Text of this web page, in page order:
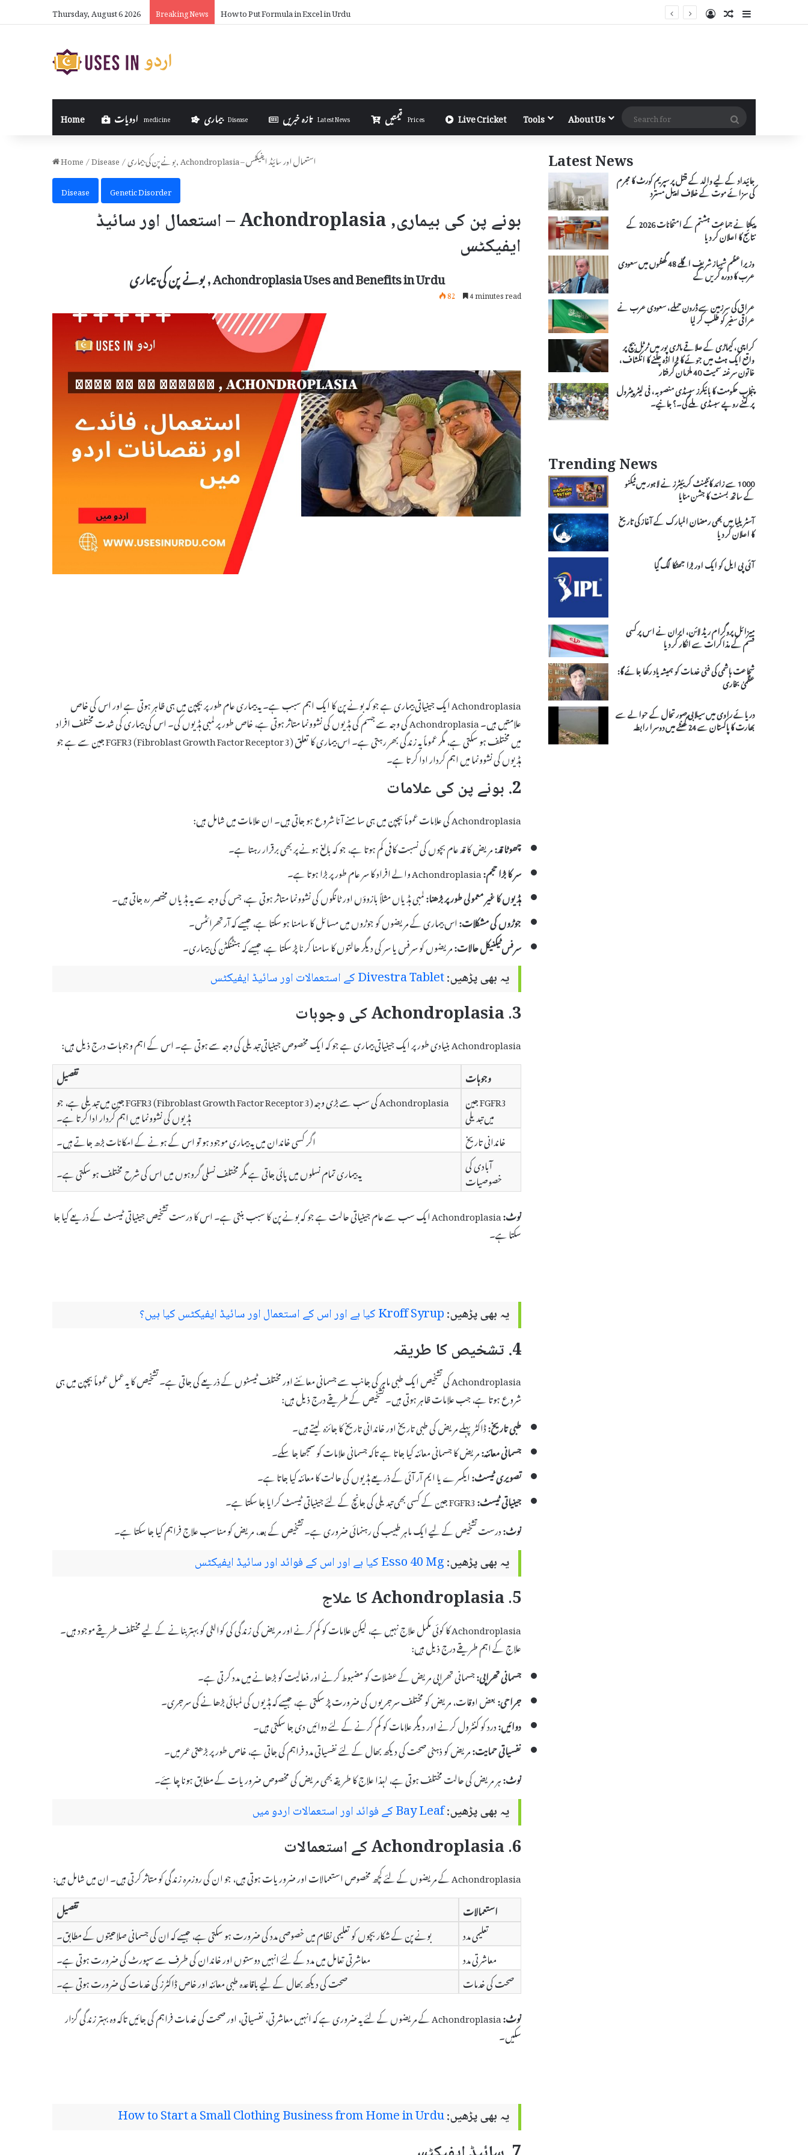
Thursday, August 6 2026 Breaking News How to Put Formula in Excel in Urdu Log InRandom Article
Sidebar
Home medicine بیماری Disease تازہ خبریں Latest News Prices Live Cricket Tools About Us
Search
for
Home/Disease/
بونے پن کی بیماری, Achondroplasia – استعمال اور سائیڈ ایفیکٹس
Disease
Genetic Disorder
بونے پن کی بیماری, Achondroplasia – استعمال اور سائیڈ
ایفیکٹس
بونے پن کی بیماری , Achondroplasia Uses and Benefits in Urdu
82 4 minutes read
Achondroplasia ایک جینیاتی بیماری ہے جو کہ بونے پن کا ایک اہم سبب ہے۔ یہ بیماری عام طور پر بچپن میں ہی ظاہر ہوتی ہے اور اس کی خاص
علامتیں ہیں۔ Achondroplasia کی وجہ سے جسم کی ہڈیوں کی نشوونما متاثر ہوتی ہے، خاص طور پر لمبی ہڈیوں کی۔ اس کی بیماری کی شدت مختلف افراد
میں مختلف ہو سکتی ہے، مگر عموماً یہ زندگی بھر رہتی ہے۔ اس بیماری کا تعلق FGFR3 (Fibroblast Growth Factor Receptor 3) جین سے ہے جو
ہڈیوں کی نشوونما میں اہم کردار ادا کرتا ہے۔
2. بونے پن کی علامات
Achondroplasia کی علامات عموماً بچپن میں ہی سامنے آنا شروع ہو جاتی ہیں۔ ان علامات میں شامل ہیں:
چھوٹا قد:مریض کا قد عام بچوں کی نسبت کافی کم ہوتا ہے، جو کہ بالغ ہونے پر بھی برقرار رہتا ہے۔
سر کا بڑا حجم:
ہڈیوں کا غیر معمولی طور پر بڑھنا:لمبی ہڈیاں مثلاً بازوؤں اور ٹانگوں کی نشوونما متاثر ہوتی ہے، جس کی وجہ سے یہ ہڈیاں مختصر رہ جاتی ہیں۔
جوڑوں کی مشکلات:اس بیماری کے مریضوں کو جوڑوں میں مسائل کا سامنا ہو سکتا ہے، جیسے کہ آرتھرائٹس۔
سرفس ٹیکنیکل حالات:مریضوں کو سرفس یا سر کی دیگر حالتوں کا سامنا کرنا پڑ سکتا ہے، جیسے کہ ہنٹنگٹن کی بیماری۔
یہ بھی پڑھیں:Divestra Tablet کے استعمالات اور سائیڈ ایفیکٹس
3. Achondroplasia کی وجوہات
Achondroplasia بنیادی طور پر ایک جینیاتی بیماری ہے جو کہ ایک مخصوص جینیاتی تبدیلی کی وجہ سے ہوتی ہے۔ اس کے اہم وجوہات درج ذیل ہیں:
وجوہات
تفصیل
FGFR3 جین
میں تبدیلی
Achondroplasia کی سب سے بڑی وجہ FGFR3 (Fibroblast Growth Factor Receptor 3) جین میں تبدیلی ہے، جو
ہڈیوں کی نشوونما میں اہم کردار ادا کرتا ہے۔
خاندانی تاریخ
اگر کسی خاندان میں یہ بیماری موجود ہو تو اس کے ہونے کے امکانات بڑھ جاتے ہیں۔
آبادی کی
خصوصیات
یہ بیماری تمام نسلوں میں پائی جاتی ہے مگر مختلف نسلی گروہوں میں اس کی شرح مختلف ہو سکتی ہے۔
نوٹ:
Achondroplasia ایک سب سے عام جینیاتی حالت ہے جو کہ بونے پن کا سبب بنتی ہے۔ اس کا درست تشخیص جینیاتی ٹیسٹ کے ذریعے کیا جا
سکتا ہے۔
یہ بھی پڑھیں:Kroff Syrup کیا ہے اور اس کے استعمال اور سائیڈ ایفیکٹس کیا ہیں؟
4. تشخیص کا طریقہ
Achondroplasia کی تشخیص ایک طبی ماہر کی جانب سے جسمانی معائنے اور مختلف ٹیسٹوں کے ذریعے کی جاتی ہے۔ تشخیص کا یہ عمل عموماً بچپن میں ہی
شروع ہوتا ہے، جب علامات ظاہر ہوتی ہیں۔ تشخیص کے طریقے درج ذیل ہیں:
طبی تاریخ:ڈاکٹر پہلے مریض کی طبی تاریخ اور خاندانی تاریخ کا جائزہ لیتے ہیں۔
جسمانی معائنہ:مریض کا جسمانی معائنہ کیا جاتا ہے تاکہ جسمانی علامات کو سمجھا جا سکے۔
تصویری ٹیسٹ:ایکسرے یا ایم آر آئی کے ذریعے ہڈیوں کی حالت کا معائنہ کیا جاتا ہے۔
جینیاتی ٹیسٹ:
نوٹ:درست تشخیص کے لیے ایک ماہر طبیب کی رہنمائی ضروری ہے۔ تشخیص کے بعد، مریض کو مناسب علاج فراہم کیا جا سکتا ہے۔
یہ بھی پڑھیں:Esso 40 Mg کیا ہے اور اس کے فوائد اور سائیڈ ایفیکٹس
5. Achondroplasia کا علاج
Achondroplasia کا کوئی مکمل علاج نہیں ہے، لیکن علامات کو کم کرنے اور مریض کی زندگی کی کوالٹی کو بہتر بنانے کے لیے مختلف طریقے موجود ہیں۔
علاج کے اہم طریقے درج ذیل ہیں:
جسمانی تھراپی:جسمانی تھراپی مریض کے عضلات کو مضبوط کرنے اور فعالیت کو بڑھانے میں مدد کرتی ہے۔
جراحی:بعض اوقات، مریض کو مختلف سرجریوں کی ضرورت پڑ سکتی ہے، جیسے کہ ہڈیوں کی لمبائی بڑھانے کی سرجری۔
دوائیں:درد کو کنٹرول کرنے اور دیگر علامات کو کم کرنے کے لئے دوائیں دی جا سکتی ہیں۔
نفسیاتی حمایت:مریض کو ذہنی صحت کی دیکھ بھال کے لئے نفسیاتی مدد فراہم کی جاتی ہے، خاص طور پر بڑھتی عمر میں۔
نوٹ:ہر مریض کی حالت مختلف ہوتی ہے، لہذا علاج کا طریقہ بھی مریض کی مخصوص ضروریات کے مطابق ہونا چاہئے۔
یہ بھی پڑھیں:Bay Leaf کے فوائد اور استعمالات اردو میں
6. Achondroplasia کے استعمالات
Achondroplasia کے مریضوں کے لئے کچھ مخصوص استعمالات اور ضروریات ہوتی ہیں، جو ان کی روزمرہ زندگی کو متاثر کرتی ہیں۔ ان میں شامل ہیں:
استعمالات
تفصیل
تعلیمی مدد
بونے پن کے شکار بچوں کو تعلیمی نظام میں خصوصی مدد کی ضرورت ہو سکتی ہے، جیسے کہ ان کی جسمانی صلاحیتوں کے مطابق۔
معاشرتی مدد
معاشرتی تعامل میں مدد کے لئے انہیں دوستوں اور خاندان کی طرف سے سپورٹ کی ضرورت ہوتی ہے۔
صحت کی خدمات
صحت کی دیکھ بھال کے لیے باقاعدہ طبی معائنہ اور خاص ڈاکٹرز کی خدمات کی ضرورت ہوتی ہے۔
نوٹ:
Achondroplasia کے مریضوں کے لئے یہ ضروری ہے کہ انہیں معاشرتی، نفسیاتی، اور صحت کی خدمات فراہم کی جائیں تاکہ وہ بہتر زندگی گزار
سکیں۔
یہ بھی پڑھیں:How to Start a Small Clothing Business from Home in Urdu
Latest News
جائیداد کے لیے والد کے قتل پر سپریم کورٹ کا مجرم
کی سزائے موت کے خلاف اپیل مسترد
پیکٹا نے جماعت ہشتم کے امتحانات 2026 کے
نتائج کا اعلان کر دیا
وزیراعظم شہباز شریف اگلے 48 گھنٹوں میں سعودی
عرب کا دورہ کریں گے
عراق کی سرزمین سے ڈرون حملے، سعودی عرب نے
عراقی سفیر کو طلب کر لیا
کراچی، کیماڑی کے علاقے ماڑی پور میں ٹرٹل بیچ پر
واقع ایک ہٹ میں جوئے کا بڑا اڈہ چلنے کا انکشاف،
خاتون سرغنہ سمیت 40 ملزمان گرفتار
پنجاب حکومت کا بائیکرز سبسڈی منصوبہ، فی لیٹر پیٹرول
پر کتنے روپے سبسڈی ملے گی۔؟ جانیے۔
Trending News
1000 سے زائد کانٹینٹ کریئیٹرز نے لاہور میں ٹیکنو
کے ساتھ بسنت کا جشن منایا
آسٹریلیا میں بھی رمضان المبارک کے آغاز کی تاریخ
کا اعلان کر دیا
آئی پی ایل کو ایک اور بڑا جھٹکا لگ گیا
میزائل پروگرام ریڈ لائن، ایران نے اس پر کسی
قسم کے مذاکرات سے انکار کر دیا
شجاعت ہاشمی کی فنی خدمات کو ہمیشہ یاد رکھا جائے گا:
عظمیٰ بخاری
دریائے راوی میں سیلابی صورتحال کے حوالے سے
بھارت کا پاکستان سے 24 گھنٹے میں دوسرا رابطہ